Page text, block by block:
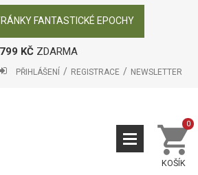
FANTASTICKÉ EPOCHY
799 KČZDARMA
PŘIHLÁŠENÍ REGISTRACE NEWSLETTER
KOŠÍK
0